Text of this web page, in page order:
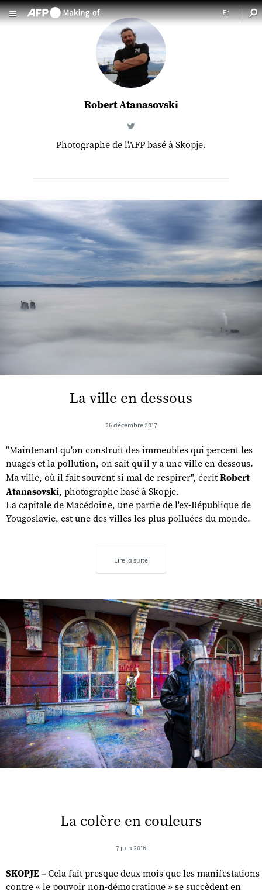
Robert Atanasovski
Photographe de l'AFP basé à Skopje.
La ville en dessous
26 décembre 2017
"Maintenant qu'on construit des immeubles qui percent les
nuages et la pollution, on sait qu'il y a une ville en dessous.
Ma ville, où il fait souvent si mal de respirer", écrit Robert
Atanasovski, photographe basé à Skopje.
La capitale de Macédoine, une partie de l'ex-République de
Yougoslavie, est une des villes les plus polluées du monde.
Lire la suite
La colère en couleurs
7 juin 2016
SKOPJE – Cela fait presque deux mois que les manifestations
contre « le pouvoir non-démocratique » se succèdent en